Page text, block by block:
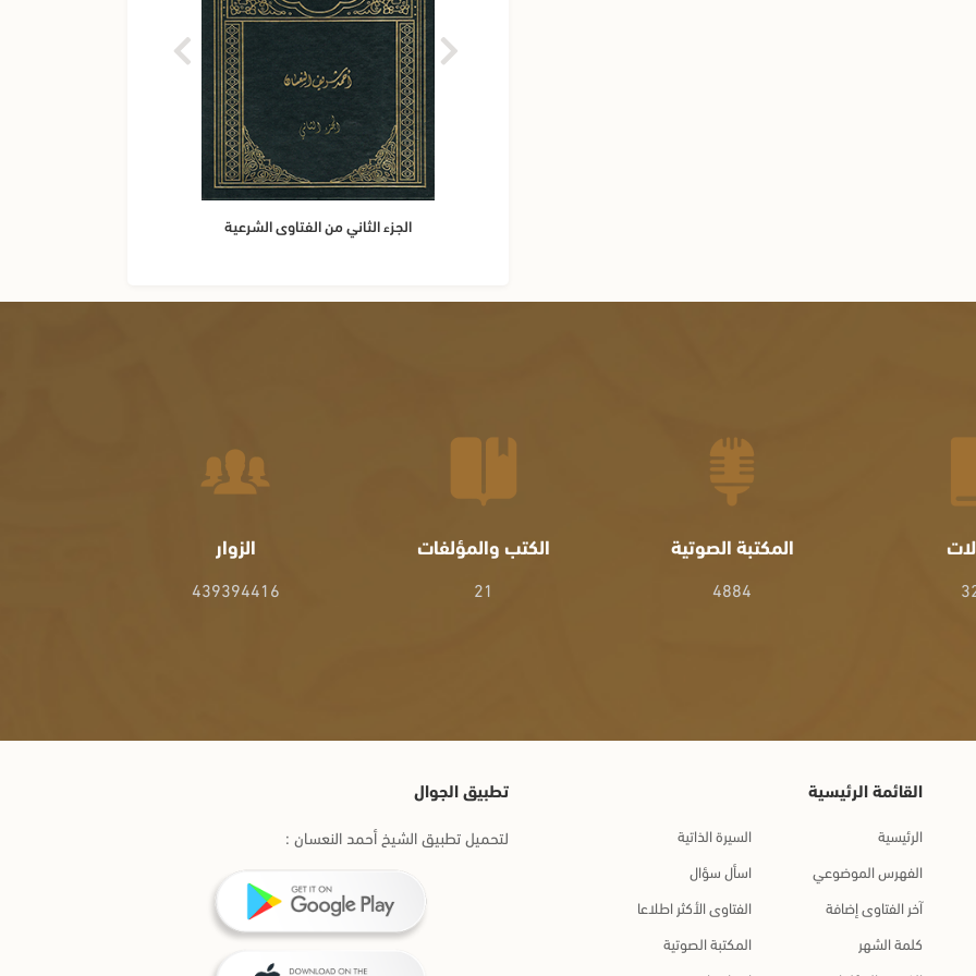
الجزء الثاني من الفتاوى الشرعية
المكتبة الصوتية
4884
الكتب والمؤلفات
21
الزوار
439394416
القائمة الرئيسية
الرئيسية
السيرة الذاتية
الفهرس الموضوعي
اسأل سؤال
آخر الفتاوى إضافة
الفتاوى الأكثر اطلاعا
كلمة الشهر
المكتبة الصوتية
تطبيق الجوال
لتحميل تطبيق الشيخ أحمد النعسان :